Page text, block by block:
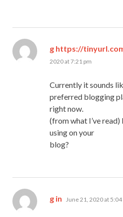
g https://
2020 at 7:21 pm
Currently it sounds
preferred blogging
right now.
(from what I’ve read)
using on your
blog?
g in says:
June 21, 2020 at 5:04